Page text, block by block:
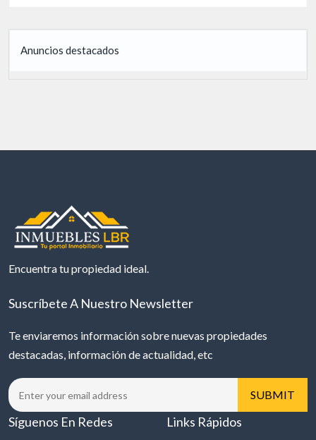
Anuncios destacados
Encuentra tu propiedad ideal.
Suscríbete A Nuestro Newsletter
Te enviaremos información sobre nuevas propiedades
destacadas, información de actualidad, etc
Síguenos En Redes Links Rápidos